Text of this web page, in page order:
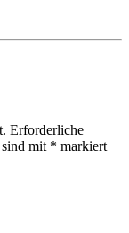
Erforderliche
mit * markiert